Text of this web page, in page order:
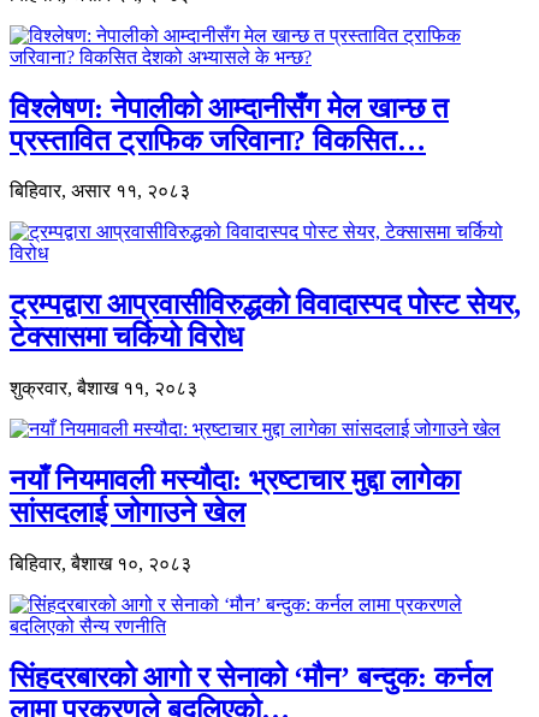
विश्लेषण: नेपालीको आम्दानीसँग मेल खान्छ त
प्रस्तावित ट्राफिक जरिवाना? विकसित…
बिहिवार, असार ११, २०८३
ट्रम्पद्वारा आप्रवासीविरुद्धको विवादास्पद पोस्ट सेयर,
टेक्सासमा चर्कियो विरोध
शुक्रवार, बैशाख ११, २०८३
नयाँ नियमावली मस्यौदा: भ्रष्टाचार मुद्दा लागेका
सांसदलाई जोगाउने खेल
बिहिवार, बैशाख १०, २०८३
सिंहदरबारको आगो र सेनाको ‘मौन’ बन्दुक: कर्नल
लामा प्रकरणले बदलिएको…